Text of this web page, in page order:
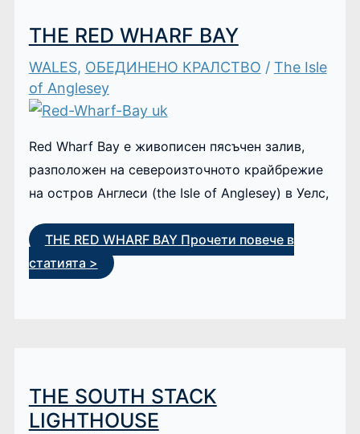
THE RED WHARF BAY
WALES, ОБЕДИНЕНО КРАЛСТВО / The Isle
of Anglesey
Red Wharf Bay е живописен пясъчен залив,
разположен на североизточното крайбрежие
на остров Англеси (the Isle of Anglesey) в Уелс,
THE RED WHARF BAYПрочети повече в
статията >
THE SOUTH STACK
LIGHTHOUSE